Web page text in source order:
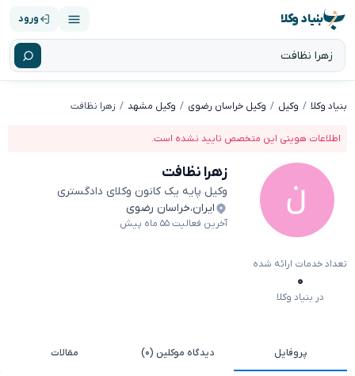
بنیاد وکلا ورود
بنیاد وکلا وکیل وکیل خراسان رضوی وکیل مشهد زهرا نظافت
اطلاعات هویتی این متخصص تایید نشده است.
زهرا نظافت
وکیل پایه یک کانون وکلای دادگستری
ایران،خراسان رضوی
آخرین فعالیت ۵۵ ماه پیش
تعداد خدمات ارائه شده
۰
در بنیاد وکلا
پروفایل دیدگاه موکلین (۰) مقالات